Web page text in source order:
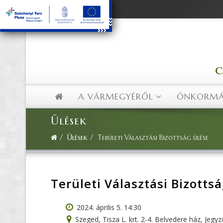
Facebook
A VÁRMEGYÉRŐL
Ülések
Ülések Területi Választási Bizottság ülése
Területi Választási
2024. április 5. 14:30
Szeged, Tisza L. krt. 2-4. Belvedere ház,